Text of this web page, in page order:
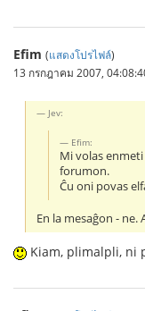
Efim (แสดงโปรไฟล์)
13 กรกฎาคม 2007,
Jev:
Efim:
Mi volas
forumon.
Ĉu oni povas
En la mesaĝon - ne.
Kiam, plimalpli, ni